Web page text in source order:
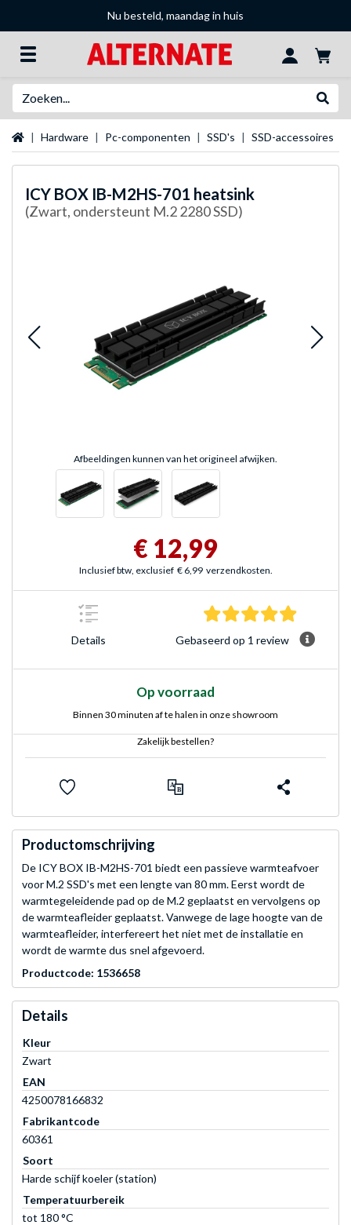
Nu besteld, maandag in huis
Startpagina
Hardware Pc-componenten SSD's SSD-accessoires
ICY BOX IB-M2HS-701 heatsink
(Zwart, ondersteunt M.2 2280 SSD)
Afbeeldingen kunnen van het origineel afwijken.
€ 12,99
Inclusief btw, exclusief € 6,99 verzendkosten.
Details Gebaseerd op 1 review
Op voorraad
Binnen 30 minuten af te halen in onze showroom
Zakelijk bestellen?
Productomschrijving
De ICY BOX IB-M2HS-701 biedt een passieve warmteafvoer
voor M.2 SSD's met een lengte van 80 mm. Eerst wordt de
warmtegeleidende pad op de M.2 geplaatst en vervolgens op
de warmteafleider geplaatst. Vanwege de lage hoogte van de
warmteafleider, interfereert het niet met de installatie en
wordt de warmte dus snel afgevoerd.
Productcode: 1536658
Details
Kleur
Zwart
EAN
4250078166832
Fabrikantcode
60361
Soort
Harde schijf koeler (station)
Temperatuurbereik
tot 180 °C